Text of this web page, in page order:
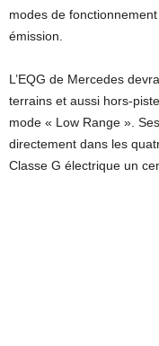
modes de
émission.
L’EQG de Mercedes
terrains et aussi hors-
mode « Low Range ».
directement dans les
Classe G électrique un